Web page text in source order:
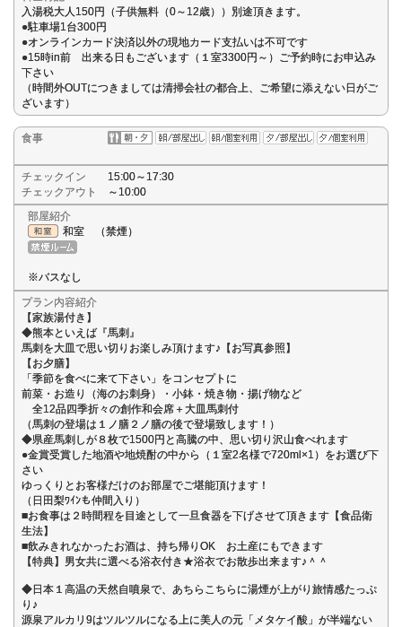
入湯税大人150円（子供無料（0～12歳））別途頂きます。
●駐車場1台300円
●オンラインカード決済以外の現地カード支払いは不可です
●15時in前 出来る日もございます（１室3300円～）ご予約時にお申込み
下さい
（時間外OUTにつきましては清掃会社の都合上、ご希望に添えない日がご
ざいます）
食事
チェックイン
15:00～17:30
チェックアウト
～10:00
部屋紹介
和室 （禁煙）
※バスなし
プラン内容紹介
【家族湯付き】
◆熊本といえば『馬刺』
馬刺を大皿で思い切りお楽しみ頂けます♪【お写真参照】
【お夕膳】
「季節を食べに来て下さい」をコンセプトに
前菜・お造り（海のお刺身）・小鉢・焼き物・揚げ物など
全12品四季折々の創作和会席＋大皿馬刺付
（馬刺の登場は１ノ膳２ノ膳の後で登場致します！）
◆県産馬刺しが８枚で1500円と高騰の中、思い切り沢山食べれます
●金賞受賞した地酒や地焼酎の中から（１室2名様で720ml×1）をお選び下
さい
ゆっくりとお客様だけのお部屋でご堪能頂けます！
（日田梨ﾜｲﾝも仲間入り）
■お食事は２時間程を目途として一旦食器を下げさせて頂きます【食品衛
生法】
■飲みきれなかったお酒は、持ち帰りOK お土産にもできます
【特典】男女共に選べる浴衣付き★浴衣でお散歩出来ます♪＾＾
◆日本１高温の天然自噴泉で、あちらこちらに湯煙が上がり旅情感たっぷ
り♪
源泉アルカリ9はツルツルになる上に美人の元「メタケイ酸」が半端ない